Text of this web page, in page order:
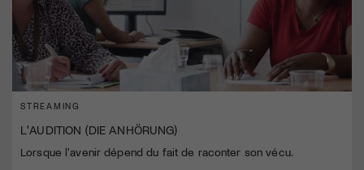
STREAMING
L'AUDITION (DIE ANHÖRUNG)
Lorsque l'avenir dépend du fait de raconter son vécu.